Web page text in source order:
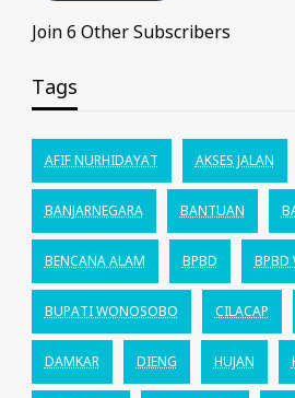
Join 6 Other Subscribers
Tags
AFIF NURHIDAYAT AKSES JALAN
BANJARNEGARA BANTUAN
BENCANA ALAM BPBD BPBD
BUPATI WONOSOBO CILACAP
DAMKAR DIENG HUJAN